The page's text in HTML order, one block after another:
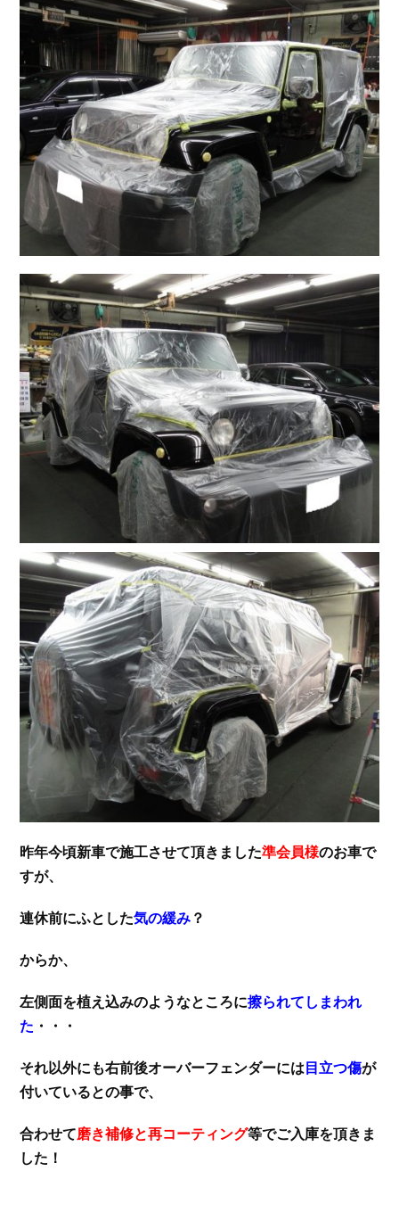
昨年今頃新車で施工させて頂きました準会員様のお車で
すが、
連休前にふとした気の緩み ？
からか、
左側面を植え込みのようなところに擦られてしまわれ
た ・・・
それ以外にも右前後オーバーフェンダーには目立つ傷が
付いているとの事で、
合わせて磨き補修と再コーティング等でご入庫を頂きま
した！